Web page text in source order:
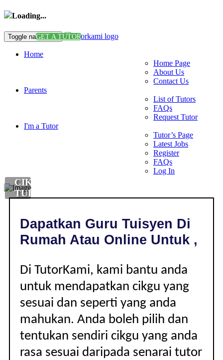
Loading...
Toggle navigationGET A TUTOR
Home
Home Page
About Us
Contact Us
Parents
List of Tutors
FAQs
Request Tutor
I'm a Tutor
Tutor’s Page
Latest Jobs
Register
FAQs
Log In
CIKGU
TUISYEN
Dapatkan Guru Tuisyen Di
Rumah Atau Online Untuk ,
Di TutorKami, kami bantu anda
untuk mendapatkan cikgu yang
sesuai dan seperti yang anda
mahukan. Anda boleh pilih dan
tentukan sendiri cikgu yang anda
rasa sesuai daripada senarai tutor